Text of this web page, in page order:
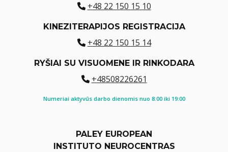
+48 22 150 15 10
KINEZITERAPIJOS REGISTRACIJA
+48 22 150 15 14
RYŠIAI SU VISUOMENE IR RINKODARA
+48508226261
Numeriai aktyvūs darbo dienomis nuo 8:00 iki 19:00
PALEY EUROPEAN
INSTITUTO NEUROCENTRAS